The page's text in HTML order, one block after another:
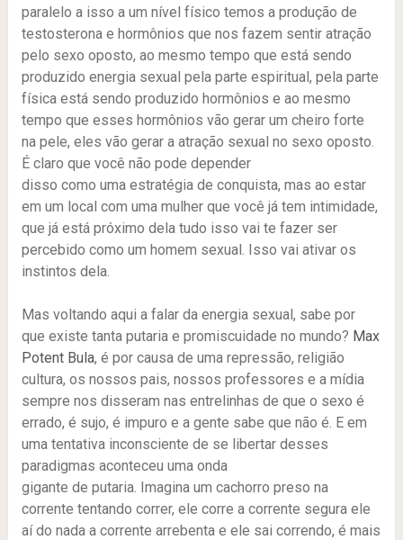
paralelo a isso a um nível físico temos a produção de
testosterona e hormônios que nos fazem sentir atração
pelo sexo oposto, ao mesmo tempo que está sendo
produzido energia sexual pela parte espiritual, pela parte
física está sendo produzido hormônios e ao mesmo
tempo que esses hormônios vão gerar um cheiro forte
na pele, eles vão gerar a atração sexual no sexo oposto.
É claro que você não pode depender
disso como uma estratégia de conquista, mas ao estar
em um local com uma mulher que você já tem intimidade,
que já está próximo dela tudo isso vai te fazer ser
percebido como um homem sexual. Isso vai ativar os
instintos dela.
Mas voltando aqui a falar da energia sexual, sabe por
que existe tanta putaria e promiscuidade no mundo? Max
Potent Bula, é por causa de uma repressão, religião
cultura, os nossos pais, nossos professores e a mídia
sempre nos disseram nas entrelinhas de que o sexo é
errado, é sujo, é impuro e a gente sabe que não é. E em
uma tentativa inconsciente de se libertar desses
paradigmas aconteceu uma onda
gigante de putaria. Imagina um cachorro preso na
corrente tentando correr, ele corre a corrente segura ele
aí do nada a corrente arrebenta e ele sai correndo, é mais